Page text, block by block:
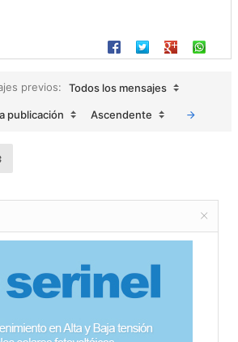
previos:
Todos los mensajes
publicación Ascendente